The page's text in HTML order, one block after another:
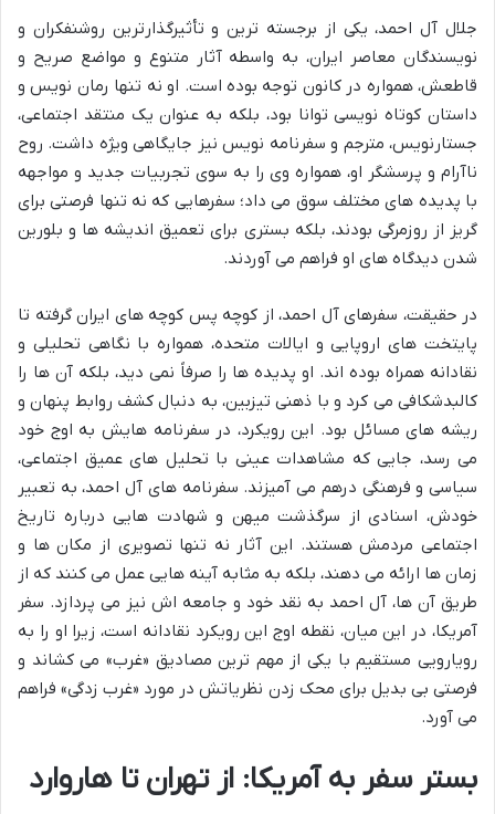
جلال آل احمد، یکی از برجسته ترین و تأثیرگذارترین روشنفکران و
نویسندگان معاصر ایران، به واسطه آثار متنوع و مواضع صریح و
قاطعش، همواره در کانون توجه بوده است. او نه تنها رمان نویس و
داستان کوتاه نویسی توانا بود، بلکه به عنوان یک منتقد اجتماعی،
جستارنویس، مترجم و سفرنامه نویس نیز جایگاهی ویژه داشت. روح
ناآرام و پرسشگر او، همواره وی را به سوی تجربیات جدید و مواجهه
با پدیده های مختلف سوق می داد؛ سفرهایی که نه تنها فرصتی برای
گریز از روزمرگی بودند، بلکه بستری برای تعمیق اندیشه ها و بلورین
شدن دیدگاه های او فراهم می آوردند.
در حقیقت، سفرهای آل احمد، از کوچه پس کوچه های ایران گرفته تا
پایتخت های اروپایی و ایالات متحده، همواره با نگاهی تحلیلی و
نقادانه همراه بوده اند. او پدیده ها را صرفاً نمی دید، بلکه آن ها را
کالبدشکافی می کرد و با ذهنی تیزبین، به دنبال کشف روابط پنهان و
ریشه های مسائل بود. این رویکرد، در سفرنامه هایش به اوج خود
می رسد، جایی که مشاهدات عینی با تحلیل های عمیق اجتماعی،
سیاسی و فرهنگی درهم می آمیزند. سفرنامه های آل احمد، به تعبیر
خودش، اسنادی از سرگذشت میهن و شهادت هایی درباره تاریخ
اجتماعی مردمش هستند. این آثار نه تنها تصویری از مکان ها و
زمان ها ارائه می دهند، بلکه به مثابه آینه هایی عمل می کنند که از
طریق آن ها، آل احمد به نقد خود و جامعه اش نیز می پردازد. سفر
آمریکا، در این میان، نقطه اوج این رویکرد نقادانه است، زیرا او را به
رویارویی مستقیم با یکی از مهم ترین مصادیق «غرب» می کشاند و
فرصتی بی بدیل برای محک زدن نظریاتش در مورد «غرب زدگی» فراهم
می آورد.
بستر سفر به آمریکا: از تهران تا هاروارد